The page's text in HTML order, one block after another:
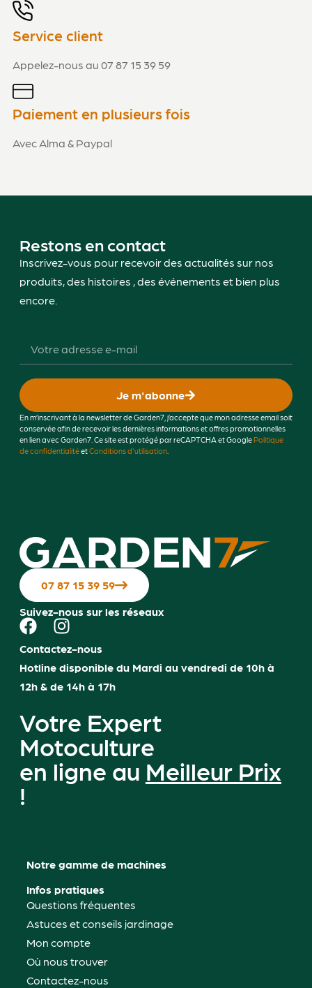
Service client
Appelez-nous au 07 87 15 39 59
Paiement en plusieurs fois
Avec Alma & Paypal
Restons en contact
Inscrivez-vous pour recevoir des actualités sur nos
produits, des histoires , des événements et bien plus
encore.
Je m'abonne
En m’inscrivant à la newsletter de Garden7, j’accepte que mon adresse email soit
conservée afin de recevoir les dernières informations et offres promotionnelles
en lien avec Garden7. Ce site est protégé par reCAPTCHA et GooglePolitique
de confidentialitéetConditions d'utilisation.
07 87 15 39 59
Suivez-nous sur les réseaux
Contactez-nous
Hotline disponible du Mardi au vendredi de 10h à
12h & de 14h à 17h
Votre Expert
Motoculture
en ligne au Meilleur Prix
!
Notre gamme de machines
Infos pratiques
Questions fréquentes
Astuces et conseils jardinage
Mon compte
Où nous trouver
Contactez-nous